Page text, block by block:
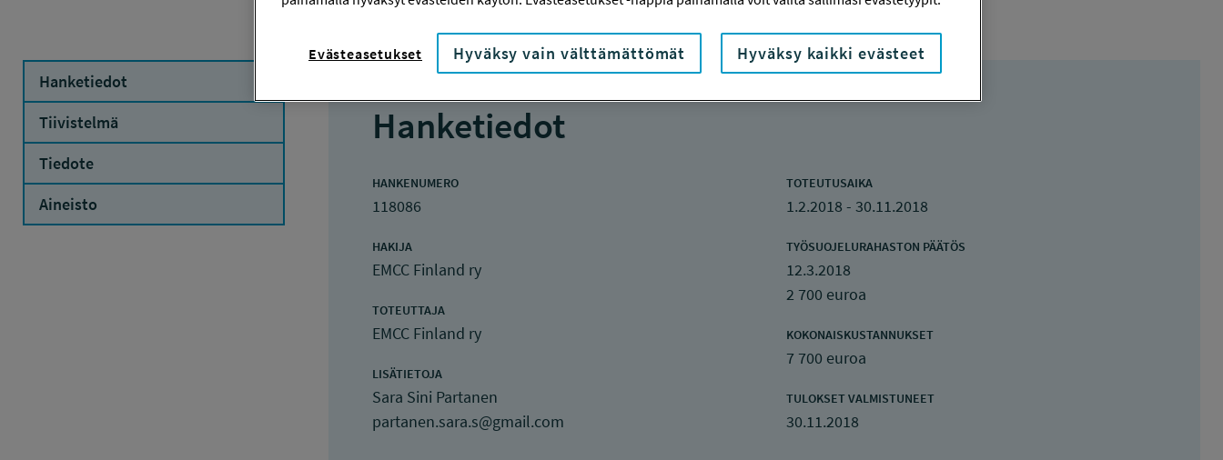
Hanketiedot
Tiivistelmä
Tiedote
Aineisto
Hanketiedot
HANKENUMERO
118086
HAKIJA
EMCC Finland ry
TOTEUTTAJA
EMCC Finland ry
LISÄTIETOJA
Sara Sini Partanen
partanen.sara.s@gmail.com
TOTEUTUSAIKA
1.2.2018 - 30.11.2018
TYÖSUOJELURAHASTON PÄÄTÖS
12.3.2018
2 700 euroa
KOKONAISKUSTANNUKSET
7 700 euroa
TULOKSET VALMISTUNEET
30.11.2018
Hyväksy vain välttämättömät Hyväksy kaikki evästeet
Evästeasetukset